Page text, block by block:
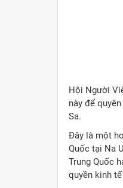
Hội Người
này để
Sa.
Đây là một
Quốc tại Na
Trung Quốc
quyền kinh